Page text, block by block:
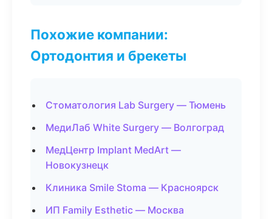
Похожие компании:
Ортодонтия и брекеты
Стоматология Lab Surgery — Тюмень
МедиЛаб White Surgery — Волгоград
МедЦентр Implant MedArt —
Новокузнецк
Клиника Smile Stoma — Красноярск
ИП Family Esthetic — Москва